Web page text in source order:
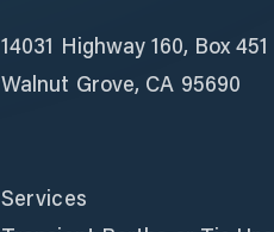
14031 Highway 160, Box 451
Walnut Grove, CA 95690
Services